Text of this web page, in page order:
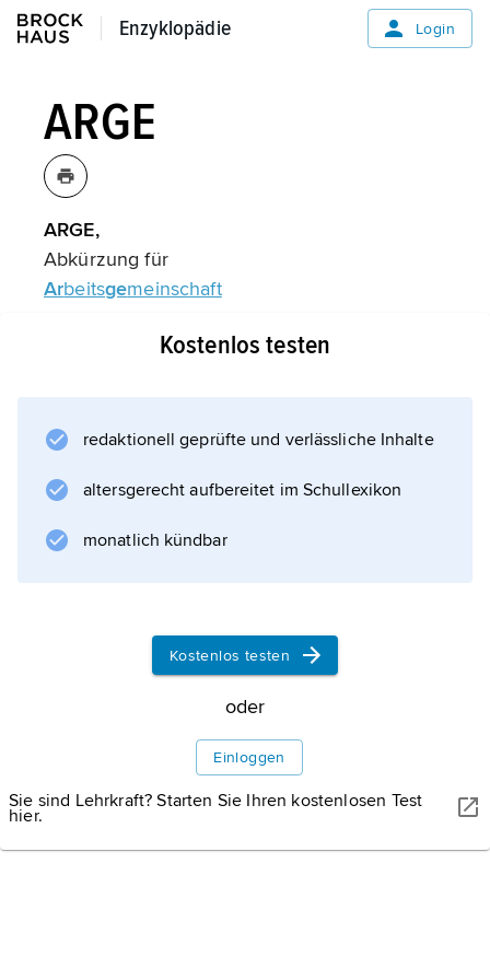
Enzyklopädie
Enzyklopädie Login
ARGE
ARGE,
Abkürzung für
Arbeitsgemeinschaft
Informationen zum Artikel
Kostenlos testen
redaktionell geprüfte und verlässliche Inhalte
altersgerecht aufbereitet im Schullexikon
monatlich kündbar
Kostenlos testen
oder
Einloggen
Sie sind Lehrkraft? Starten Sie Ihren kostenlosen Test
hier.